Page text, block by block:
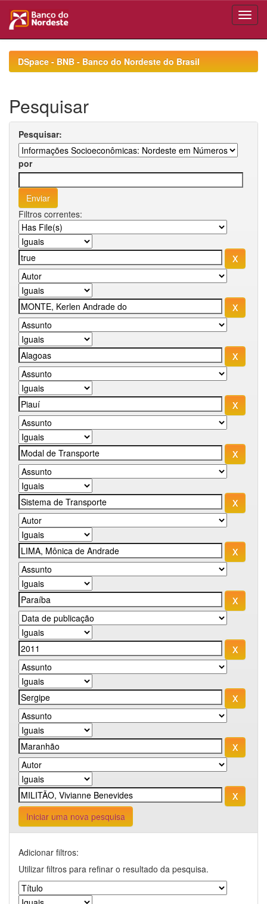
navigationDSpace - BNB - Banco do Nordeste do Brasil
Pesquisar
Pesquisar:
por
Filtros correntes:
Iniciar uma nova pesquisa
Adicionar filtros:
Utilizar filtros para refinar o resultado da pesquisa.